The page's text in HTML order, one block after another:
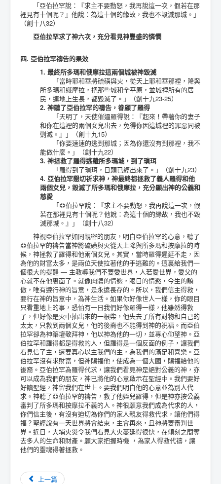
「亞伯拉罕說：『求主不要動怒，我再說這一次，假若在那
裡見有十個呢？』他說：為這十個的緣故，我也不毀滅那城。」
（創十八32）
亞伯拉罕求了神六次，充分看見神豐盛的憐憫
四. 亞伯拉罕禱告的果效
1. 最終所多瑪和俄摩拉這兩個城被神毀滅
「當時耶和華將硫磺與火，從天上耶和華那裡，降與
所多瑪和蛾摩拉，把那些城和全平原，並城裡所有的居
民，連地上生長，都毀滅了。」（創十九23-25）
2. 神聽了亞伯拉罕的禱告，眷顧了羅得
「天明了，天使催逼羅得說：『起來！帶著你的妻子
和你在這裡的兩個女兒出去，免得你因這城裡的罪惡同被
剿滅。』」（創十九15）
「你要速速的逃到那城；因為你還沒有到那裡，我不
能做什麼。」（創十九22）
3. 神拯救了羅得逃離所多瑪城，到了瑣珥
「羅得到了瑣珥，日頭已經出來了。」（創十九23）
4. 亞伯拉罕懇切祈求神，神最終都拯救了義人羅得和他
兩個女兒，毀滅了所多瑪和俄摩拉，充分顯出神的公義和
慈愛
「亞伯拉罕說：『求主不要動怒，我再說這一次，假
若在那裡見有十個呢？他說：為這十個的緣故，我也不毀
滅那城。』」（創十八32）
神視亞伯拉罕如同親密的朋友，明白亞伯拉罕的心意，聽了
亞伯拉罕的禱告當神將硫磺與火從天上降與所多瑪和按摩拉的時
候，神拯救了羅得和他兩個女兒。其實，當時羅得遲延不走，因
為他的財富太多，是兩位天使拉著他的手逃難的。這裏給我們一
個很大的提醒 — 主教導我們不要愛世界，人若愛世界，愛父的
心就不在他裏面了。就像肉體的情慾，眼目的情慾，今生的驕
傲，唯有遵行神的旨意，是永遠長存的。所以，我們信主得救，
要行在神的旨意中，為神生活。如果你好像世人一樣，你的眼目
只看重地上的事，恐怕有一日我們好像羅得一樣，他雖然得救
了，但好像是火中抽出來的一根柴，他失去了所有財物和自己的
太太，只救到兩個女兒，他的後裔也不能得到神的祝福。而亞伯
拉罕卻為神築壇敬拜神，他以神為他的一切，並專心仰望神。亞
伯拉罕和羅得都是得救的人，但羅得是一個反面的例子，讓我們
看見信了主，還要真心以主我們的主，為我們的滿足和喜樂。亞
伯拉罕沒有求財富，但神賜福他，使成為一個大國，賜福給他的
後裔。亞伯拉罕為羅得代求，讓我們看見神是絕對公義的神，亦
可以成為我們的朋友，神已將他的心意啟示在聖經中。我們要好
好讀聖經，神留我們在世上。要我們明白他的心意並為別人代
求。神聽了亞伯拉罕的禱告，救了他姪兒羅得，但是神亦按公義
審判了所多瑪和按摩拉不義的人。神很願意我們成為代求的人，
你們信主後，有沒有迫切為你們的家人親友得救代求，讓他們得
福？聖經說有一天世界將會結束，主會再來，且神將要審判世
界。近日，大埔火災令我們看見大火蔓延得很快，在傾刻之間奪
去多人的生命和財產。願大家把握時機 ，為家人得救代禱，讓
他們的靈魂得著拯救。
上一篇